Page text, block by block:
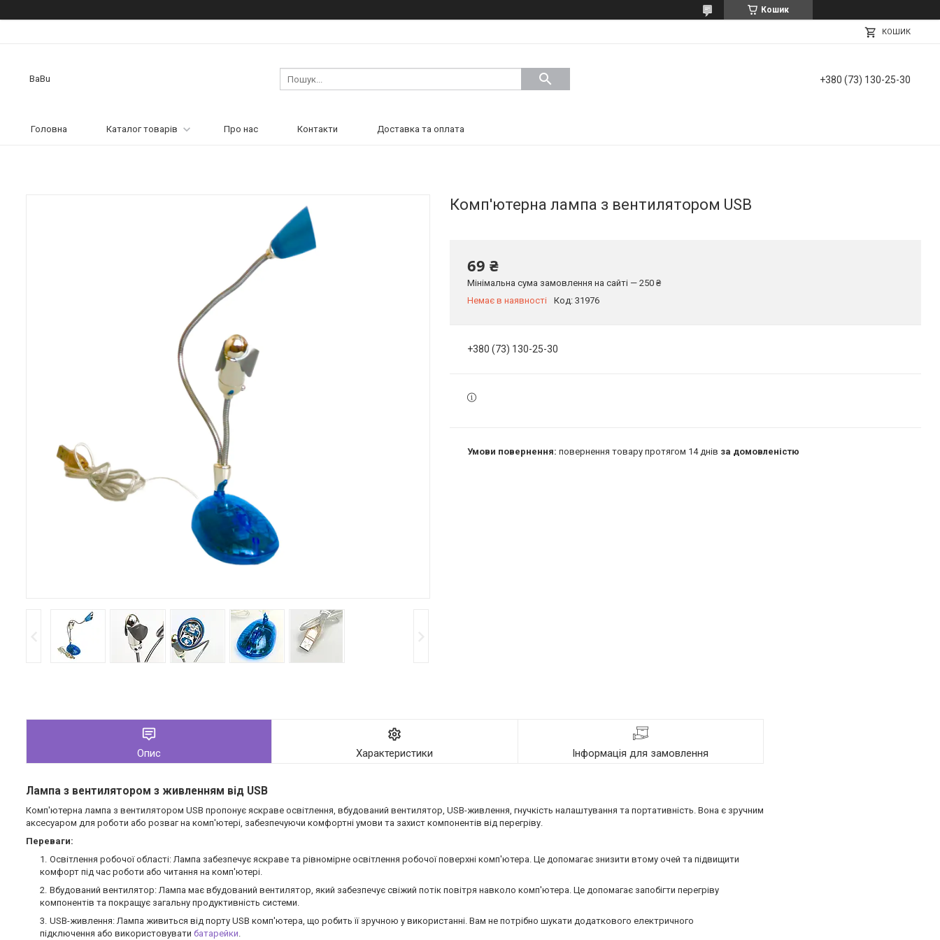
Кошик
КОШИК
BaBu +380 (73) 130-25-30
Головна Каталог товарів Про нас Контакти Доставка та оплата
Комп'ютерна лампа з вентилятором USB
69 ₴
Мінімальна сума замовлення на сайті — 250 ₴
Немає в наявності
Код: 31976
+380 (73) 130-25-30
повернення товару протягом 14 днів за домовленістю
Опис Характеристики Інформація для замовлення
Лампа з вентилятором з живленням від USB
Комп'ютерна лампа з вентилятором USB пропонує яскраве освітлення, вбудований вентилятор, USB-живлення, гнучкість налаштування та портативність. Вона є зручним
аксесуаром для роботи або розваг на комп'ютері, забезпечуючи комфортні умови та захист компонентів від перегріву.
Переваги:
Освітлення робочої області: Лампа забезпечує яскраве та рівномірне освітлення робочої поверхні комп'ютера. Це допомагає знизити втому очей та підвищити
комфорт під час роботи або читання на комп'ютері.
Вбудований вентилятор: Лампа має вбудований вентилятор, який забезпечує свіжий потік повітря навколо комп'ютера. Це допомагає запобігти перегріву
компонентів та покращує загальну продуктивність системи.
USB-живлення: Лампа живиться від порту USB комп'ютера, що робить її зручною у використанні. Вам не потрібно шукати додаткового електричного
підключення або використовувати батарейки.